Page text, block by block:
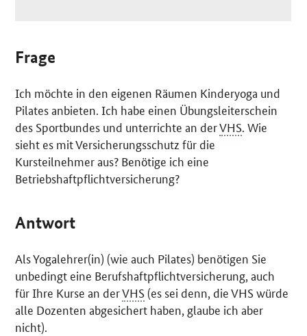
Frage
Ich möchte in den eigenen Räumen Kinderyoga und
Pilates anbieten. Ich habe einen Übungsleiterschein
des Sportbundes und unterrichte an derVHS. Wie
sieht es mit Versicherungsschutz für die
Kursteilnehmer aus? Benötige ich eine
Betriebshaftpflichtversicherung?
Antwort
Als Yogalehrer(in) (wie auch Pilates) benötigen Sie
unbedingt eine Berufshaftpflichtversicherung, auch
für Ihre Kurse an derVHS(es sei denn, die VHS würde
alle Dozenten abgesichert haben, glaube ich aber
nicht).